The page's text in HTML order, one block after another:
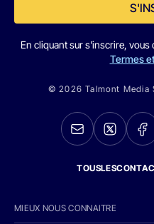
En cliquant sur s'inscrire,
Termes
© 2026 Talmont Media
MIEUX NOUS CONNAITRE